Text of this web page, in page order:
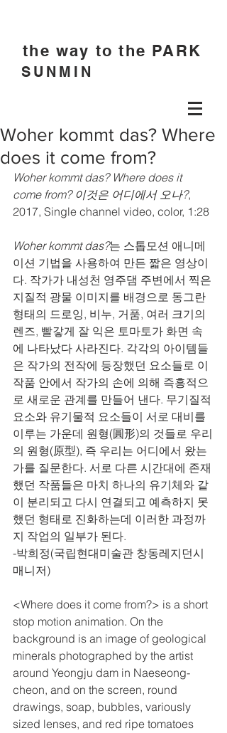
the way to the PARK
SUNMIN
Woher kommt das? Where
does it come from?
Woher kommt das? Where does it
come from? 이것은 어디에서 오나?,
2017, Single channel video, color, 1:28
Woher kommt das?는 스톱모션 애니메
이션 기법을 사용하여 만든 짧은 영상이
다. 작가가 내성천 영주댐 주변에서 찍은
지질적 광물 이미지를 배경으로 동그란
형태의 드로잉, 비누, 거품, 여러 크기의
렌즈, 빨갛게 잘 익은 토마토가 화면 속
에 나타났다 사라진다. 각각의 아이템들
은 작가의 전작에 등장했던 요소들로 이
작품 안에서 작가의 손에 의해 즉흥적으
로 새로운 관계를 만들어 낸다. 무기질적
요소와 유기물적 요소들이 서로 대비를
이루는 가운데 원형(圓形)의 것들로 우리
의 원형(原型), 즉 우리는 어디에서 왔는
가를 질문한다. 서로 다른 시간대에 존재
했던 작품들은 마치 하나의 유기체와 같
이 분리되고 다시 연결되고 예측하지 못
했던 형태로 진화하는데 이러한 과정까
지 작업의 일부가 된다.
-박희정(국립현대미술관 창동레지던시
매니저)
<Where does it come from?> is a short
stop motion animation. On the
background is an image of geological
minerals photographed by the artist
around Yeongju dam in Naeseong-
cheon, and on the screen, round
drawings, soap, bubbles, variously
sized lenses, and red ripe tomatoes